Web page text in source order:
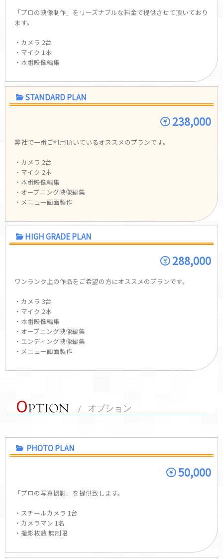
「プロの映像制作」をリーズナブルな料金で提供させて頂いており
ます。
・カメラ 2台
・マイク 1本
・本番映像編集
STANDARD PLAN
238,000
弊社で一番ご利用頂いているオススメのプランです。
・カメラ 2台
・マイク 2本
・本番映像編集
・オープニング映像編集
・メニュー画面製作
HIGH GRADE PLAN
288,000
ワンランク上の作品をご希望の方にオススメのプランです。
・カメラ 3台
・マイク 2本
・本番映像編集
・オープニング映像編集
・エンディング映像編集
・メニュー画面製作
PHOTO PLAN
50,000
「プロの写真撮影」を提供致します。
・スチールカメラ 1台
・カメラマン 1名
・撮影枚数 無制限